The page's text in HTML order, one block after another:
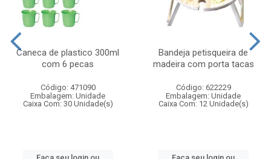
Caneca de plastico 300ml
com 6 pecas
Código: 471090
Embalagem: Unidade
Caixa Com: 30 Unidade(s)
Bandeja petisqueira de
madeira com porta tacas
Código: 622229
Embalagem: Unidade
Caixa Com: 12 Unidade(s)